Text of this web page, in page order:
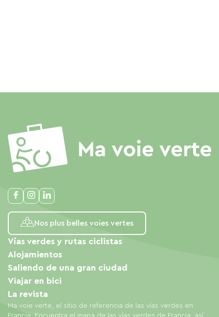
Nos plus belles voies vertes
Ma voie verte, el sitio de referencia de las vías verdes en
Francia. Encuentra el mapa de las vías verdes de Francia, así
Vías verdes y rutas ciclistas
Alojamientos
Saliendo de una gran ciudad
Viajar en bici
La revista